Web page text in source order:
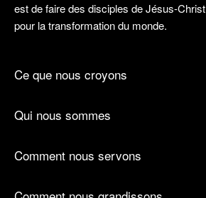
est de faire des disciples de Jésus-Christ
pour la transformation du monde.
Ce que nous croyons
Qui nous sommes
Comment nous servons